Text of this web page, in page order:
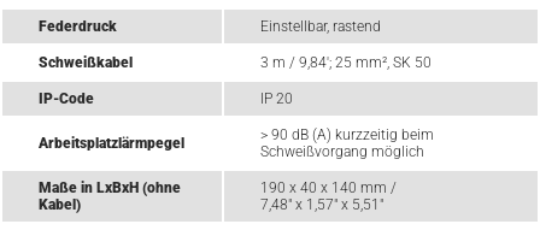
Federdruck Einstellbar, rastend
Schweißkabel 3 m / 9,84'; 25 mm², SK 50
IP-Code IP 20
Arbeitsplatzlärmpegel
> 90 dB (A) kurzzeitig beim
Schweißvorgang möglich
Maße in LxBxH (ohne
Kabel)
190 x 40 x 140 mm /
7,48" x 1,57" x 5,51"